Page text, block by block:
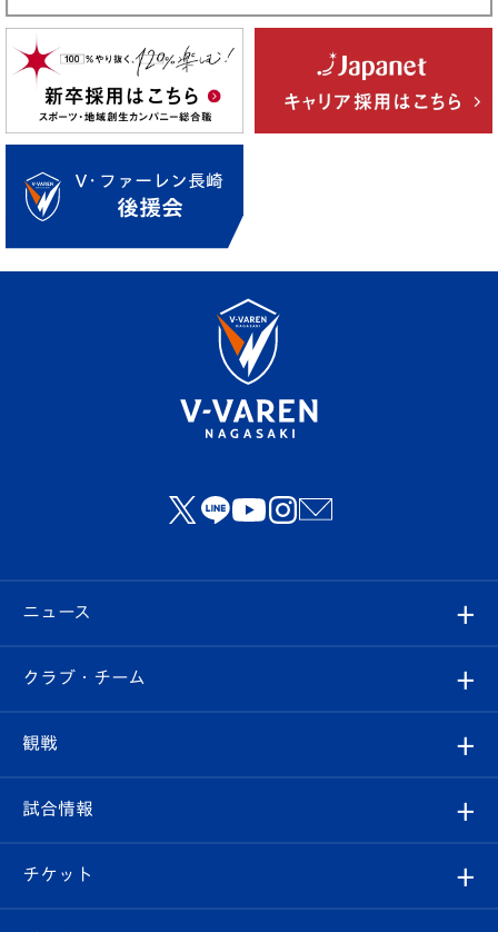
ニュース
すべて
クラブ
試合情報
クラブ・チーム
クラブ概要
エンブレム紹介
観戦
観戦ルール
はじめての観戦ガイド
試合情報
試合日程/結果
チケット